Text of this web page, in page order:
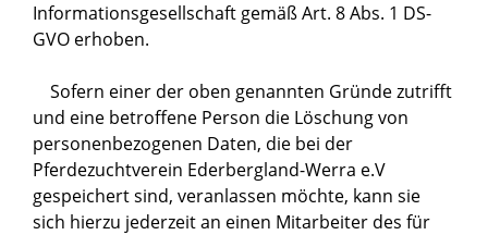
Informationsgesellschaft gemäß Art. 8 Abs. 1 DS-
GVO erhoben.
Sofern einer der oben genannten Gründe zutrifft
und eine betroffene Person die Löschung von
personenbezogenen Daten, die bei der
Pferdezuchtverein Ederbergland-Werra e.V
gespeichert sind, veranlassen möchte, kann sie
sich hierzu jederzeit an einen Mitarbeiter des für